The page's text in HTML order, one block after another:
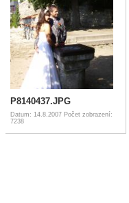
P8140437.JPG
Datum: 14.8.2007 Počet zobrazení:
7238